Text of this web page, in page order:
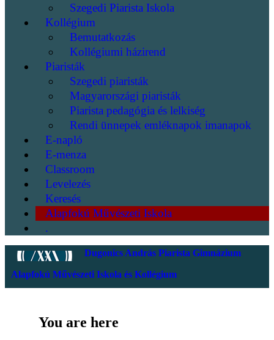
Szegedi Piarista Iskola
Kollégium
Bemutatkozás
Kollégiumi házirend
Piaristák
Szegedi piaristák
Magyarországi piaristák
Piarista pedagógia és lelkiség
Rendi ünnepek emléknapok imanapok
E-napló
E-menza
Classroom
Levelezés
Keresés
Alapfokú Művészeti Iskola
.
Dugonics András Piarista Gimnázium
Alapfokú Művészeti Iskola és Kollégium
You are here